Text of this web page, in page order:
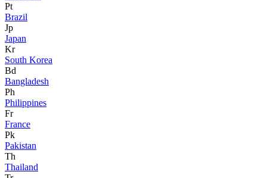
Pt
Brazil
Jp
Japan
Kr
South Korea
Bd
Bangladesh
Ph
Philippines
Fr
France
Pk
Pakistan
Th
Thailand